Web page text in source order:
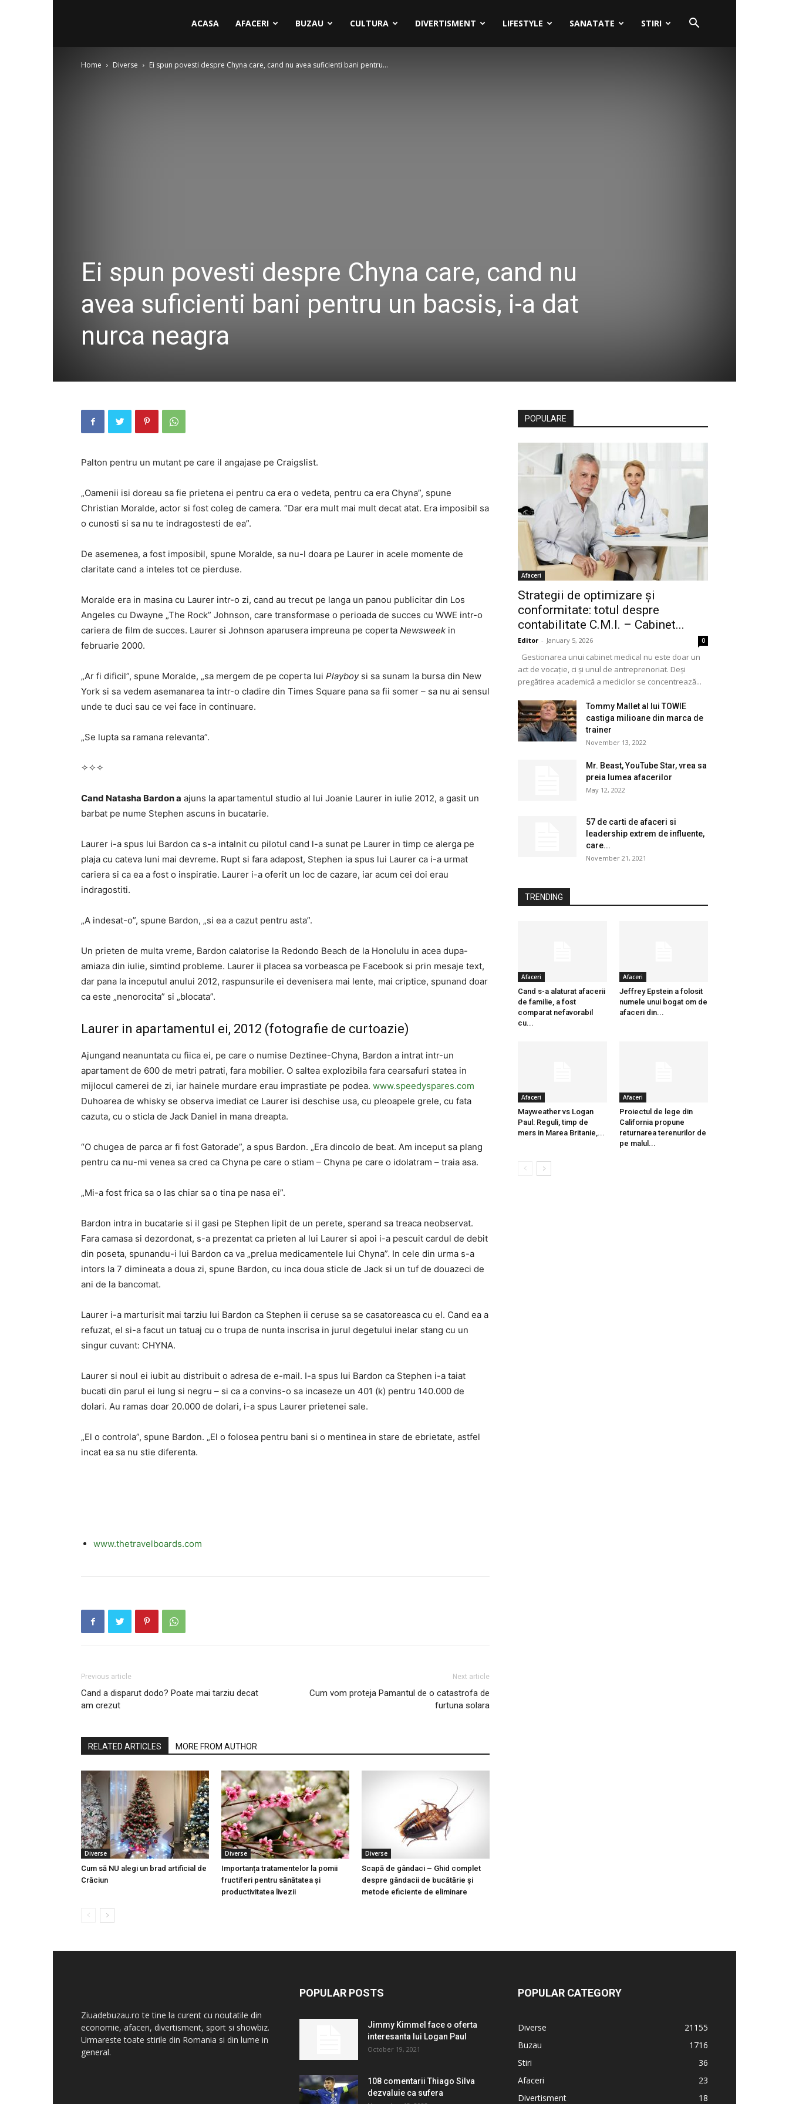
ACASA AFACERI BUZAU CULTURA DIVERTISMENT LIFESTYLE SANATATE STIRI
Home Diverse Ei spun povesti despre Chyna care, cand nu avea suficienti bani pentru...
Ei spun povesti despre Chyna care, cand nu
avea suficienti bani pentru un bacsis, i-a dat
nurca neagra
Palton pentru un mutant pe care il angajase pe Craigslist.
„Oamenii isi doreau sa fie prietena ei pentru ca era o vedeta, pentru ca era Chyna”, spune
Christian Moralde, actor si fost coleg de camera. “Dar era mult mai mult decat atat. Era imposibil sa
o cunosti si sa nu te indragostesti de ea”.
De asemenea, a fost imposibil, spune Moralde, sa nu-l doara pe Laurer in acele momente de
claritate cand a inteles tot ce pierduse.
Moralde era in masina cu Laurer intr-o zi, cand au trecut pe langa un panou publicitar din Los
Angeles cu Dwayne „The Rock” Johnson, care transformase o perioada de succes cu WWE intr-o
cariera de film de succes. Laurer si Johnson aparusera impreuna pe coperta Newsweek in
februarie 2000.
„Ar fi dificil”, spune Moralde, „sa mergem de pe coperta lui Playboysi sa sunam la bursa din New
York si sa vedem asemanarea ta intr-o cladire din Times Square pana sa fii somer – sa nu ai sensul
unde te duci sau ce vei face in continuare.
„Se lupta sa ramana relevanta”.
✧✧✧
Cand Natasha Bardon a ajuns la apartamentul studio al lui Joanie Laurer in iulie 2012, a gasit un
barbat pe nume Stephen ascuns in bucatarie.
Laurer i-a spus lui Bardon ca s-a intalnit cu pilotul cand l-a sunat pe Laurer in timp ce alerga pe
plaja cu cateva luni mai devreme. Rupt si fara adapost, Stephen ia spus lui Laurer ca i-a urmat
cariera si ca ea a fost o inspiratie. Laurer i-a oferit un loc de cazare, iar acum cei doi erau
indragostiti.
„A indesat-o”, spune Bardon, „si ea a cazut pentru asta”.
Un prieten de multa vreme, Bardon calatorise la Redondo Beach de la Honolulu in acea dupa-
amiaza din iulie, simtind probleme. Laurer ii placea sa vorbeasca pe Facebook si prin mesaje text,
dar pana la inceputul anului 2012, raspunsurile ei devenisera mai lente, mai criptice, spunand doar
ca este „nenorocita” si „blocata”.
Laurer in apartamentul ei, 2012 (fotografie de curtoazie)
Ajungand neanuntata cu fiica ei, pe care o numise Deztinee-Chyna, Bardon a intrat intr-un
apartament de 600 de metri patrati, fara mobilier. O saltea explozibila fara cearsafuri statea in
mijlocul camerei de zi, iar hainele murdare erau imprastiate pe podea. www.speedyspares.com
Duhoarea de whisky se observa imediat ce Laurer isi deschise usa, cu pleoapele grele, cu fata
cazuta, cu o sticla de Jack Daniel in mana dreapta.
“O chugea de parca ar fi fost Gatorade”, a spus Bardon. „Era dincolo de beat. Am inceput sa plang
pentru ca nu-mi venea sa cred ca Chyna pe care o stiam – Chyna pe care o idolatram – traia asa.
„Mi-a fost frica sa o las chiar sa o tina pe nasa ei”.
Bardon intra in bucatarie si il gasi pe Stephen lipit de un perete, sperand sa treaca neobservat.
Fara camasa si dezordonat, s-a prezentat ca prieten al lui Laurer si apoi i-a pescuit cardul de debit
din poseta, spunandu-i lui Bardon ca va „prelua medicamentele lui Chyna”. In cele din urma s-a
intors la 7 dimineata a doua zi, spune Bardon, cu inca doua sticle de Jack si un tuf de douazeci de
ani de la bancomat.
Laurer i-a marturisit mai tarziu lui Bardon ca Stephen ii ceruse sa se casatoreasca cu el. Cand ea a
refuzat, el si-a facut un tatuaj cu o trupa de nunta inscrisa in jurul degetului inelar stang cu un
singur cuvant: CHYNA.
Laurer si noul ei iubit au distribuit o adresa de e-mail. I-a spus lui Bardon ca Stephen i-a taiat
bucati din parul ei lung si negru – si ca a convins-o sa incaseze un 401 (k) pentru 140.000 de
dolari. Au ramas doar 20.000 de dolari, i-a spus Laurer prietenei sale.
„El o controla”, spune Bardon. „El o folosea pentru bani si o mentinea in stare de ebrietate, astfel
incat ea sa nu stie diferenta.
www.thetravelboards.com
Previous article
Cand a disparut dodo? Poate mai tarziu decat
am crezut
Next article
Cum vom proteja Pamantul de o catastrofa de
furtuna solara
RELATED ARTICLES MORE FROM AUTHOR
Diverse
Cum să NU alegi un brad artificial de
Crăciun
Diverse
Importanța tratamentelor la pomii
fructiferi pentru sănătatea și
productivitatea livezii
Diverse
Scapă de gândaci – Ghid complet
despre gândacii de bucătărie și
metode eficiente de eliminare
POPULARE
Afaceri
Strategii de optimizare și
conformitate: totul despre
contabilitate C.M.I. – Cabinet...
Editor - January 5, 2026 0
Gestionarea unui cabinet medical nu este doar un
act de vocație, ci și unul de antreprenoriat. Deși
pregătirea academică a medicilor se concentrează...
Tommy Mallet al lui TOWIE
castiga milioane din marca de
trainer
November 13, 2022
Mr. Beast, YouTube Star, vrea sa
preia lumea afacerilor
May 12, 2022
57 de carti de afaceri si
leadership extrem de influente,
care...
November 21, 2021
TRENDING
Afaceri
Cand s-a alaturat afacerii
de familie, a fost
comparat nefavorabil
cu...
Afaceri
Jeffrey Epstein a folosit
numele unui bogat om de
afaceri din...
Afaceri
Mayweather vs Logan
Paul: Reguli, timp de
mers in Marea Britanie,...
Afaceri
Proiectul de lege din
California propune
returnarea terenurilor de
pe malul...
Ziuadebuzau.ro te tine la curent cu noutatile din
economie, afaceri, divertisment, sport si showbiz.
Urmareste toate stirile din Romania si din lume in
general.
POPULAR POSTS
Jimmy Kimmel face o oferta
interesanta lui Logan Paul
October 19, 2021
108 comentarii Thiago Silva
dezvaluie ca sufera
POPULAR CATEGORY
Diverse
21155
Buzau
1716
Stiri
36
Afaceri
23
Divertisment
18